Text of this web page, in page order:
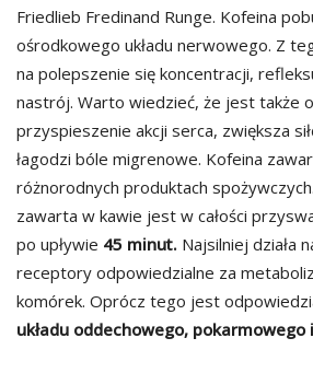
Friedlieb Fredinand Runge. Kofeina
ośrodkowego układu nerwowego. Z
na polepszenie się koncentracji,
nastrój. Warto wiedzieć, że jest także
przyspieszenie akcji serca, zwiększa
łagodzi bóle migrenowe. Kofeina
różnorodnych produktach
zawarta w kawie jest w całości
po upływie 45 minut. Najsilniej działa
receptory odpowiedzialne za
komórek. Oprócz tego jest
układu oddechowego, pokarmowego